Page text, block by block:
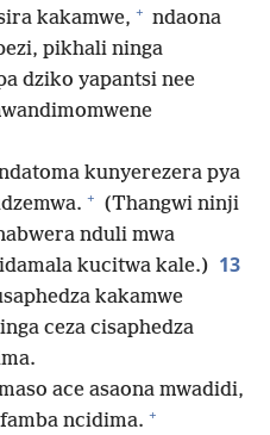
kakamwe, + ndaona
pikhali ninga
dziko yapantsi nee
kunyerezera pya
+ (Thangwi ninji
nduli mwa
kucitwa kale.) 13
kakamwe
ceza cisaphedza
ace asaona mwadidi,
ncidima. +